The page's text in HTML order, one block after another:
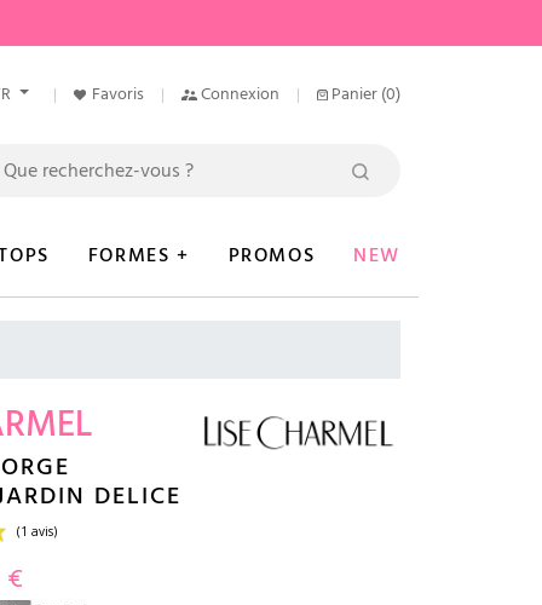
Favoris Connexion Panier (0)
FORMES + PROMOS NEW
DELICE